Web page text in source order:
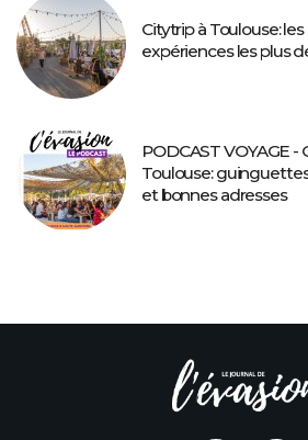
Citytrip à Toulouse:
expériences les plus
PODCAST VOYAGE
Toulouse:
et bonnes adresses